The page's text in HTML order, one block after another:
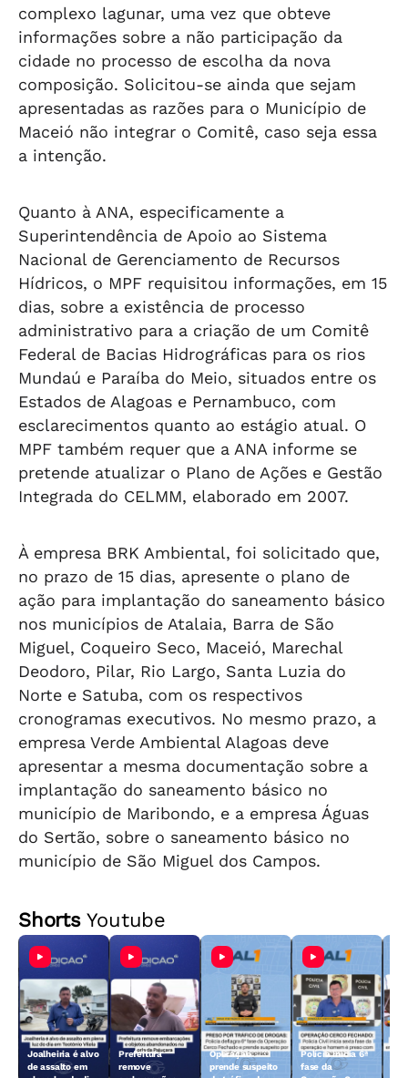
complexo lagunar, uma vez que obteve
informações sobre a não participação da
cidade no processo de escolha da nova
composição. Solicitou-se ainda que sejam
apresentadas as razões para o Município de
Maceió não integrar o Comitê, caso seja essa
a intenção.
Quanto à ANA, especificamente a
Superintendência de Apoio ao Sistema
Nacional de Gerenciamento de Recursos
Hídricos, o MPF requisitou informações, em 15
dias, sobre a existência de processo
administrativo para a criação de um Comitê
Federal de Bacias Hidrográficas para os rios
Mundaú e Paraíba do Meio, situados entre os
Estados de Alagoas e Pernambuco, com
esclarecimentos quanto ao estágio atual. O
MPF também requer que a ANA informe se
pretende atualizar o Plano de Ações e Gestão
Integrada do CELMM, elaborado em 2007.
À empresa BRK Ambiental, foi solicitado que,
no prazo de 15 dias, apresente o plano de
ação para implantação do saneamento básico
nos municípios de Atalaia, Barra de São
Miguel, Coqueiro Seco, Maceió, Marechal
Deodoro, Pilar, Rio Largo, Santa Luzia do
Norte e Satuba, com os respectivos
cronogramas executivos. No mesmo prazo, a
empresa Verde Ambiental Alagoas deve
apresentar a mesma documentação sobre a
implantação do saneamento básico no
município de Maribondo, e a empresa Águas
do Sertão, sobre o saneamento básico no
município de São Miguel dos Campos.
ShortsYoutube
Joalheiria é alvo
de assalto em
Prefeitura
remove
Operação
prende suspeito
Polícia inicia 6ª
fase da